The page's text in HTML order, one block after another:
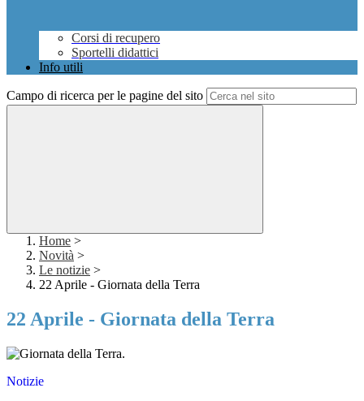
Corsi di recupero
Sportelli didattici
Info utili
Campo di ricerca per le pagine del sito
Home >
Novità >
Le notizie >
22 Aprile - Giornata della Terra
22 Aprile - Giornata della Terra
.
Notizie